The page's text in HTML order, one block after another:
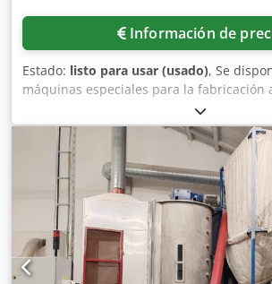
Consumo medio de energía (400 V/50 Hz;
kWh Presión: 7 bar Peso (aprox.): 2300 Kg
Información de
Estado: listo para usar (usado), Se
máquinas especiales para la fabricación
paneles de baldosas prefabricadas con
aglutinante: masilla de juntas de
componentes, rendimiento máximo de
aproximadamente 50 m²/h, tamaño
baldosas: 97 mm/97 mm, tamaño
197 mm/197 mm, tamaño de los paneles
244 mm/119 mm. Se trata de una línea
completa hasta el embalaje. Las
están unidas por adhesivo y, tras un
tiempo, deben ser reemplazadas.